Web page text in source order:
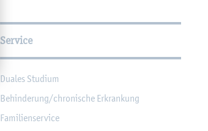
Service
Dua­les Stu­di­um
Be­hin­de­rung/chro­ni­sche Er­kran­kung
Fa­mi­li­en­ser­vice